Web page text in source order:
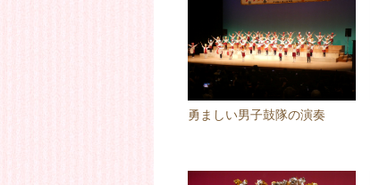
勇ましい男子鼓隊の演奏